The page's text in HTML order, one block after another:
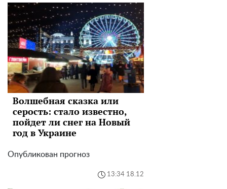
Волшебная сказка или
серость: стало известно,
пойдет ли снег на Новый
год в Украине
Опубликован прогноз
13:34 18.12